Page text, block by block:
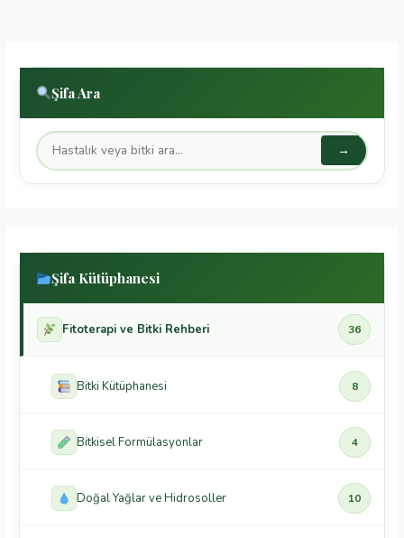
Şifa Ara
→
Şifa Kütüphanesi
Fitoterapi ve Bitki Rehberi 36
Bitki Kütüphanesi 8
Bitkisel Formülasyonlar 4
Doğal Yağlar ve Hidrosoller 10